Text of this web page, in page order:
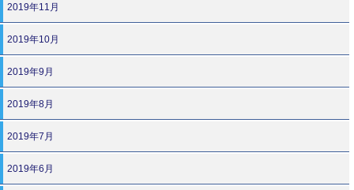
2019年11月
2019年10月
2019年9月
2019年8月
2019年7月
2019年6月